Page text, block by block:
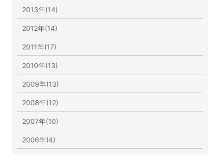
2013年(14)
2012年(14)
2011年(17)
2010年(13)
2009年(13)
2008年(12)
2007年(10)
2006年(4)